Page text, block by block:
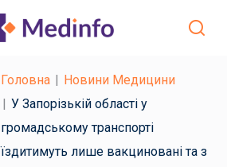
Головна
Новини Медицини
У Запорізькій області у
громадському транспорті
їздитимуть лише вакциновані та з